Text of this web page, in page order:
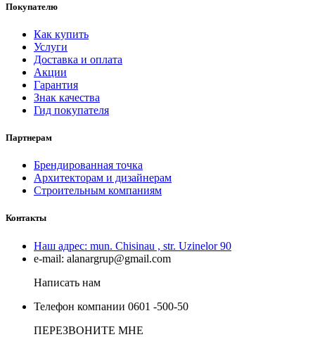
Покупателю
Как купить
Услуги
Доставка и оплата
Акции
Гарантия
Знак качества
Гид покупателя
Партнерам
Брендированная точка
Архитекторам и дизайнерам
Строительным компаниям
Контакты
Наш адрес: mun. Chisinau , str. Uzinelor 90
e-mail: alanargrup@gmail.com
Написать нам
Телефон компании 0601 -500-50
ПЕРЕЗВОНИТЕ МНЕ